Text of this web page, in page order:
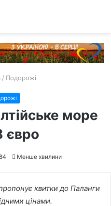
/ Подорожі
море
євро
Менше хвилини
квитки до Паланги
цінами.